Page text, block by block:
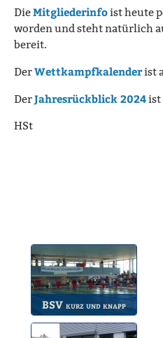
DieMitgliederinfoist heute
worden und steht natürlich
bereit.
DerWettkampfkalenderist
DerJahresrückblick 2024ist
HSt
BSV kurz und knapp
Die wichtigsten Infos
zum BSV.